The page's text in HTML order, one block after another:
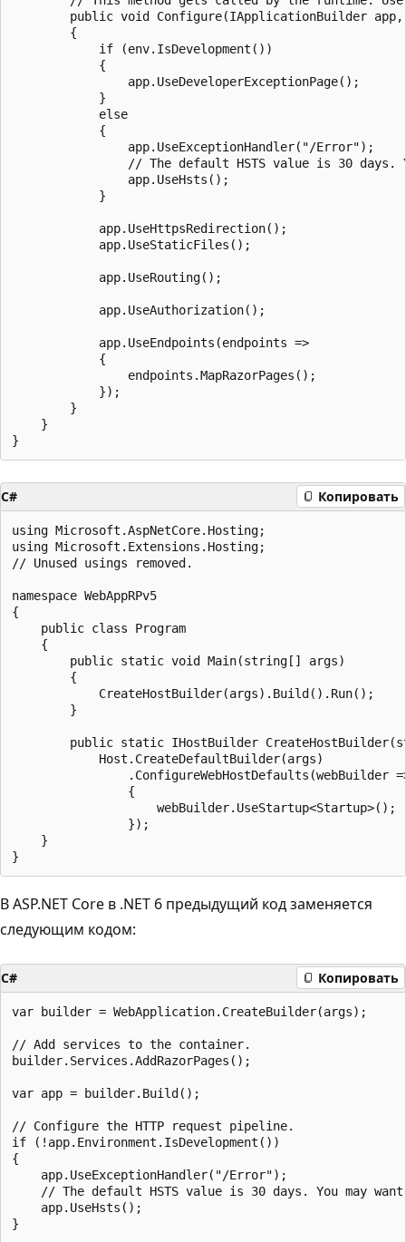
public void Configure(IApplicationBuilder
        {
            if (env.IsDevelopment())
            {
                app.UseDeveloperExceptionPage();
            }
            else
            {
                app.UseExceptionHandler("/Error");
// The default HSTS value is 30
                app.UseHsts();
            }
            app.UseHttpsRedirection();
            app.UseStaticFiles();
            app.UseRouting();
            app.UseAuthorization();
            app.UseEndpoints(endpoints =>
            {
                endpoints.MapRazorPages();
            });
        }
    }
C# Копировать
using Microsoft.AspNetCore.Hosting;
using Microsoft.Extensions.Hosting;
// Unused usings removed.
namespace WebAppRPv5
{
    public class Program
    {
        public static void Main(string[] args)
        {
            CreateHostBuilder(args).Build().Run();
        }
public static IHostBuilder
            Host.CreateDefaultBuilder(args)
.ConfigureWebHostDefaults(webBuilder
                {
                    webBuilder.UseStartup<Startup>();
                });
    }
В ASP.NET Core в .NET 6 предыдущий код заменяется
следующим кодом:
C# Копировать
var builder = WebApplication.CreateBuilder(args);
// Add services to the container.
builder.Services.AddRazorPages();
var app = builder.Build();
// Configure the HTTP request pipeline.
if (!app.Environment.IsDevelopment())
{
    app.UseExceptionHandler("/Error");
// The default HSTS value is 30 days. You may
    app.UseHsts();
}